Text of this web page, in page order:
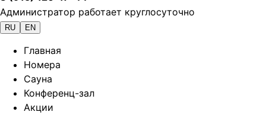
Администратор работает круглосуточно
RU EN
Главная
Номера
Сауна
Конференц-зал
Акции